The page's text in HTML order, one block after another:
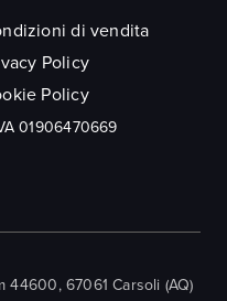
di vendita
Policy
Policy
01906470669
44600, 67061 Carsoli (AQ)